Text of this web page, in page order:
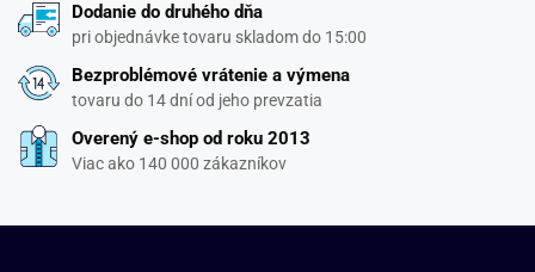
Dodanie do druhého dňa
pri objednávke tovaru skladom do 15:00
Bezproblémové vrátenie a výmena
tovaru do 14 dní od jeho prevzatia
Overený e-shop od roku 2013
Viac ako 140 000 zákazníkov